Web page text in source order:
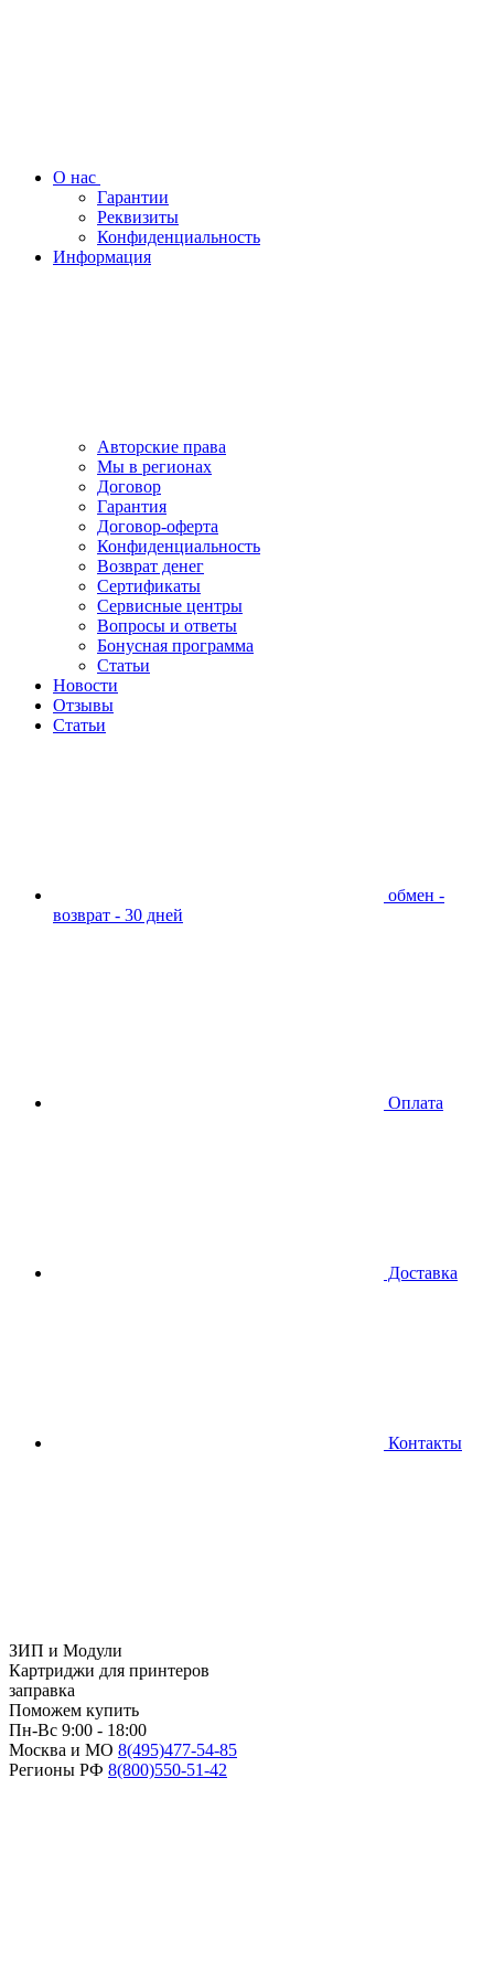
О нас
Гарантии
Реквизиты
Конфиденциальность
Информация
Авторские права
Мы в регионах
Договор
Гарантия
Договор-оферта
Конфиденциальность
Возврат денег
Сертификаты
Сервисные центры
Вопросы и ответы
Бонусная программа
Статьи
Новости
Отзывы
Статьи
обмен -
возврат - 30 дней
Оплата
Доставка
Контакты
ЗИП и Модули
Картриджи для принтеров
заправка
Поможем купить
Пн-Вс 9:00 - 18:00
Москва и МО 8(495)477-54-85
Регионы РФ 8(800)550-51-42